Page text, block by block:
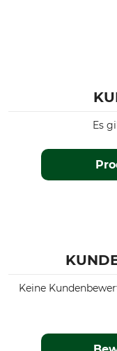
Es
Keine